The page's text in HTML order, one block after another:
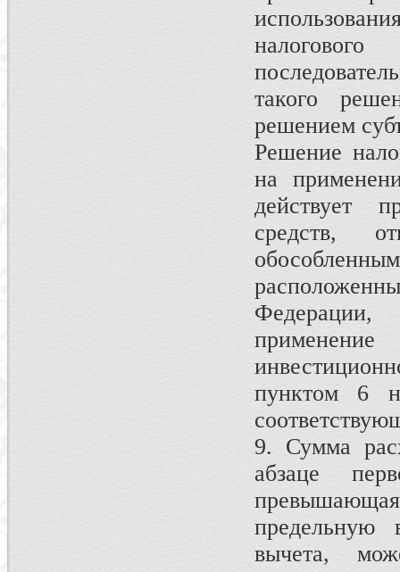
такого
решением
Решение
на
действует
средств,
пунктом 6
9. Сумма
абзаце
предельную
вычета,